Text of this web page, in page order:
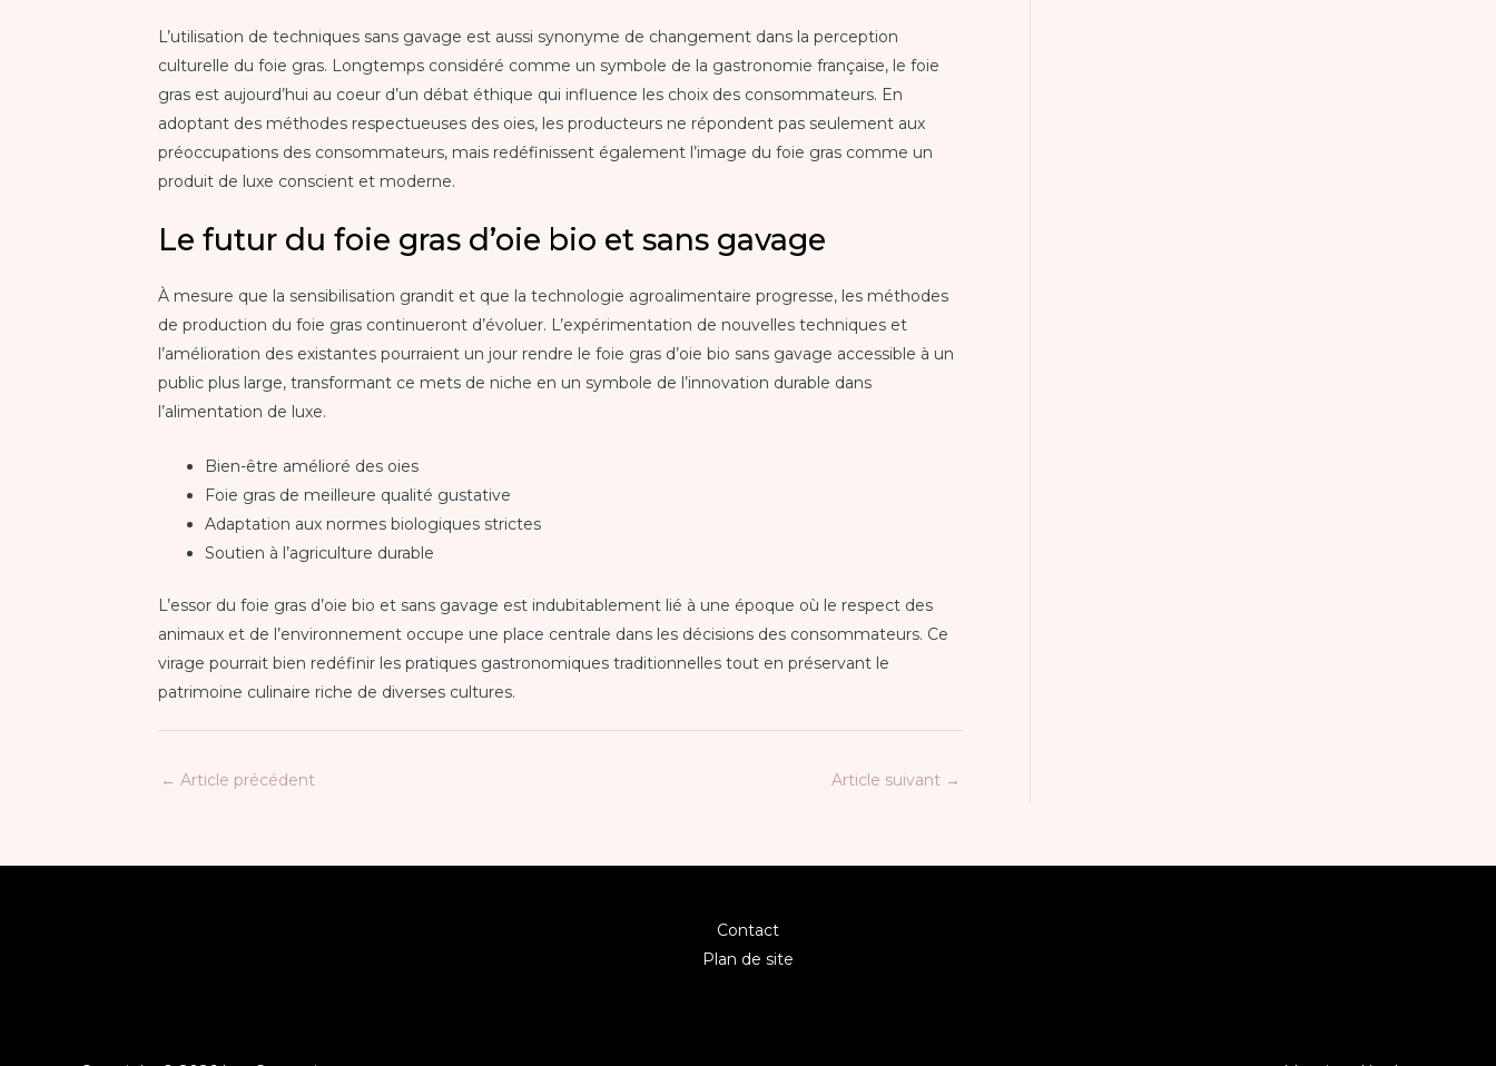
L’utilisation de techniques sans gavage est aussi synonyme de changement dans la perception
culturelle du foie gras. Longtemps considéré comme un symbole de la gastronomie française, le foie
gras est aujourd’hui au coeur d’un débat éthique qui influence les choix des consommateurs. En
adoptant des méthodes respectueuses des oies, les producteurs ne répondent pas seulement aux
préoccupations des consommateurs, mais redéfinissent également l’image du foie gras comme un
produit de luxe conscient et moderne.
Le futur du foie gras d’oie bio et sans gavage
À mesure que la sensibilisation grandit et que la technologie agroalimentaire progresse, les méthodes
de production du foie gras continueront d’évoluer. L’expérimentation de nouvelles techniques et
l’amélioration des existantes pourraient un jour rendre le foie gras d’oie bio sans gavage accessible à un
public plus large, transformant ce mets de niche en un symbole de l’innovation durable dans
l’alimentation de luxe.
Bien-être amélioré des oies
Foie gras de meilleure qualité gustative
Adaptation aux normes biologiques strictes
Soutien à l’agriculture durable
L’essor du foie gras d’oie bio et sans gavage est indubitablement lié à une époque où le respect des
animaux et de l’environnement occupe une place centrale dans les décisions des consommateurs. Ce
virage pourrait bien redéfinir les pratiques gastronomiques traditionnelles tout en préservant le
patrimoine culinaire riche de diverses cultures.
← Article précédent Article suivant →
Contact
Plan de site